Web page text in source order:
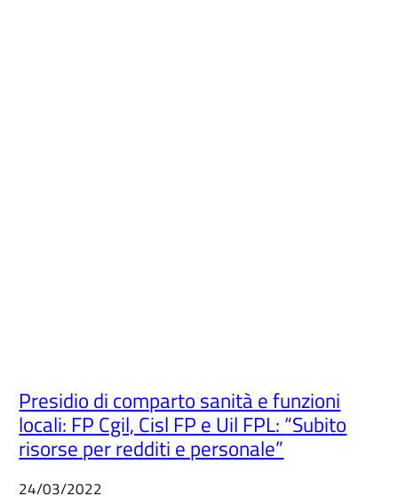
Presidio di comparto sanità e funzioni
locali: FP Cgil, Cisl FP e Uil FPL: “Subito
risorse per redditi e personale”
24/03/2022